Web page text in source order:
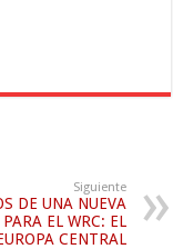
Siguiente
DE UNA NUEVA
EL WRC: EL
CENTRAL